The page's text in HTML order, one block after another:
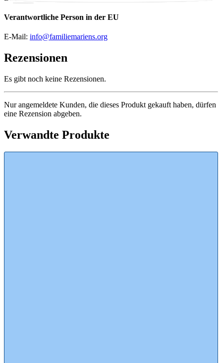
Verantwortliche Person in der EU
E-Mail: info@familiemariens.org
Rezensionen
Es gibt noch keine Rezensionen.
Nur angemeldete Kunden, die dieses Produkt gekauft haben, dürfen
eine Rezension abgeben.
Verwandte Produkte